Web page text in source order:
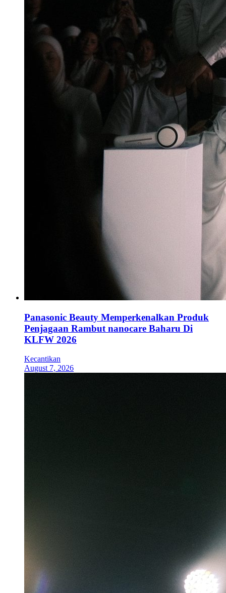
Panasonic Beauty Memperkenalkan Produk
Penjagaan Rambut nanocare Baharu Di
KLFW 2026
Kecantikan
August 7, 2026